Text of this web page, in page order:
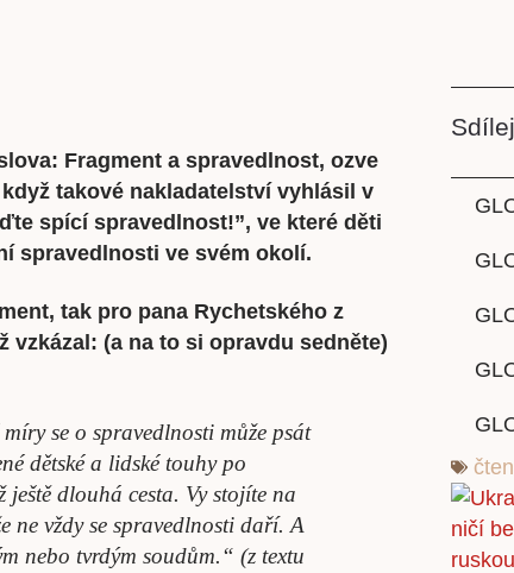
Fragment a spravedlnost, ozve
takové nakladatelství vyhlásil v
spící spravedlnost!”, ve které děti
spravedlnosti ve svém okolí.
tak pro pana Rychetského z
vzkázal: (a na to si opravdu sedněte)
se o spravedlnosti může psát
dětské a lidské touhy po
dlouhá cesta. Vy stojíte na
ne vždy se spravedlnosti daří. A
nebo tvrdým soudům.“ (z textu